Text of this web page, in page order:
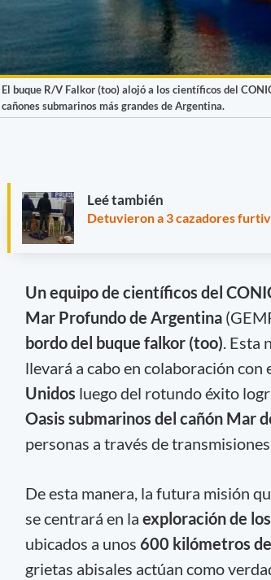
El buque R/V Falkor (too) alojó a los científicos del
cañones submarinos más grandes de Argentina.
Leé también
Detuvieron a 3 cazadores
Un equipo de científicos del
Mar Profundo de Argentina
bordo del buque falkor (too) . Esta
llevará a cabo en colaboración con
Unidos luego del rotundo éxito
Oasis submarinos del cañón Mar
personas a través de
De esta manera, la futura misión
se centrará en la exploración de
ubicados a unos 600 kilómetros
grietas abisales actúan como